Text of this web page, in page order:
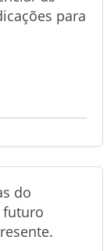
para
do
futuro